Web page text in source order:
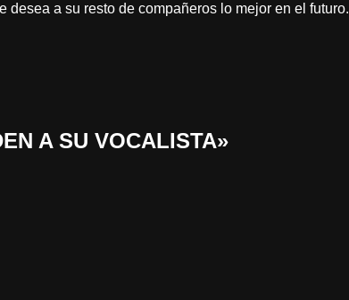
a su resto de compañeros lo mejor en el futuro.
A SU VOCALISTA»